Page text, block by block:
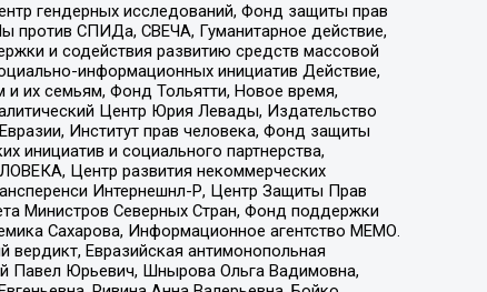
гендерных исследований, Фонд защиты прав
против СПИДа, СВЕЧА, Гуманитарное действие,
и содействия развитию средств массовой
информационных инициатив Действие,
их семьям, Фонд Тольятти, Новое время,
Центр Юрия Левады, Издательство
Институт прав человека, Фонд защиты
инициатив и социального партнерства,
Центр развития некоммерческих
Интернешнл-Р, Центр Защиты Прав
Министров Северных Стран, Фонд поддержки
Сахарова, Информационное агентство МЕМО.
Евразийская антимонопольная
Павел Юрьевич, Шнырова Ольга Вадимовна,